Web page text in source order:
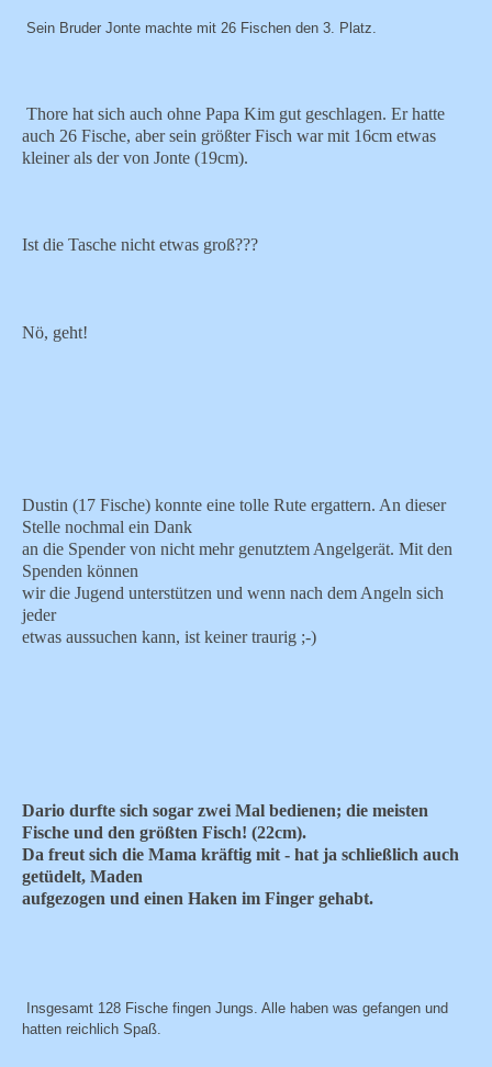
Sein Bruder Jonte machte mit 26 Fischen den 3. Platz.
Thore hat sich auch ohne Papa Kim gut geschlagen. Er hatte
auch 26 Fische, aber sein größter Fisch war mit 16cm etwas
kleiner als der von Jonte (19cm).
Ist die Tasche nicht etwas groß???
Nö, geht!
Dustin (17 Fische) konnte eine tolle Rute ergattern. An dieser
Stelle nochmal ein Dank
an die Spender von nicht mehr genutztem Angelgerät. Mit den
Spenden können
wir die Jugend unterstützen und wenn nach dem Angeln sich
jeder
etwas aussuchen kann, ist keiner traurig ;-)
Dario durfte sich sogar zwei Mal bedienen; die meisten
Fische und den größten Fisch! (22cm).
Da freut sich die Mama kräftig mit - hat ja schließlich auch
getüdelt, Maden
aufgezogen und einen Haken im Finger gehabt.
Insgesamt 128 Fische fingen Jungs. Alle haben was gefangen und
hatten reichlich Spaß.